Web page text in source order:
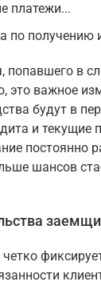
платежи...
по получению
попавшего в
это важное
будут в
и текущие
постоянно
шансов